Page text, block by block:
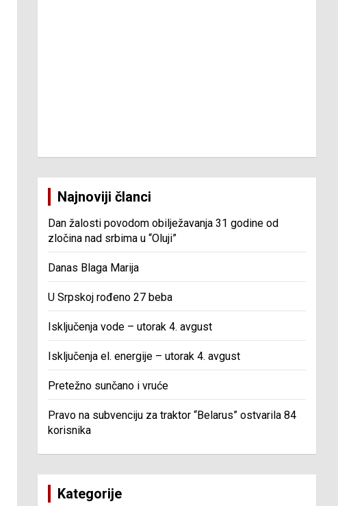
Najnoviji članci
Dan žalosti povodom obilježavanja 31 godine od
zločina nad srbima u “Oluji”
Danas Blaga Marija
U Srpskoj rođeno 27 beba
Isključenja vode – utorak 4. avgust
Isključenja el. energije – utorak 4. avgust
Pretežno sunčano i vruće
Pravo na subvenciju za traktor “Belarus” ostvarila 84
korisnika
Kategorije